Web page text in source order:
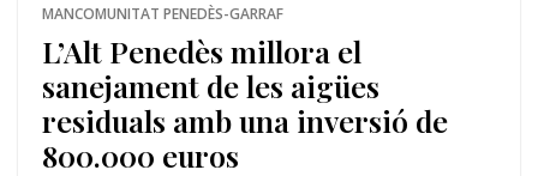
MANCOMUNITAT PENEDÈS-GARRAF
L’Alt Penedès millora el
sanejament de les aigües
residuals amb una inversió de
800.000 euros